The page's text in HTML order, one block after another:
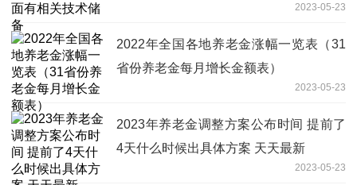
2023-05-23
2022年全国各地养老金涨幅一览表（31
省份养老金每月增长金额表）
2023-05-23
2023年养老金调整方案公布时间 提前了
4天什么时候出具体方案 天天最新
2023-05-23